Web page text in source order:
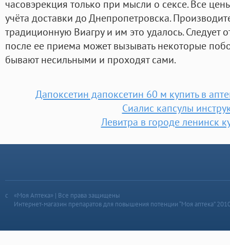
часовэрекция только при мысли о сексе. Все
учёта доставки до Днепропетровска.
традиционную Виагру и им это удалось. Следует
после ее приема может вызывать некоторые
бывают несильными и проходят сами.
Дапоксетин дапоксетин 60 м купить в
Сиалис капсулы
Левитра в городе ленинск
«Моя Аптека» | Все права защищены
Интернет-магазин препаратов для повышения потенции “Моя аптека”